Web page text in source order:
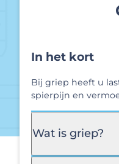
In het kort
Bij griep heeft u
spierpijn en
Wat is griep?